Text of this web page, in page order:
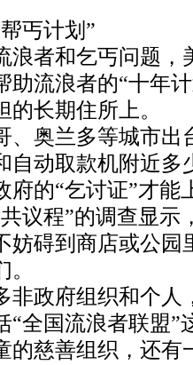
丐计划”
者和乞丐问题，
助流浪者的“十年
长期住所上。
奥兰多等城市出
自动取款机附近多
府的“乞讨证”才能
议程”的调查显示
妨碍到商店或公园
政府组织和个人
“全国流浪者联盟”
的慈善组织，还有